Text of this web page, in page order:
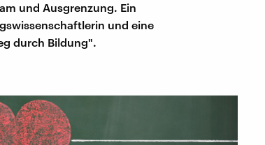
und Ausgrenzung. Ein
und eine
durch Bildung".